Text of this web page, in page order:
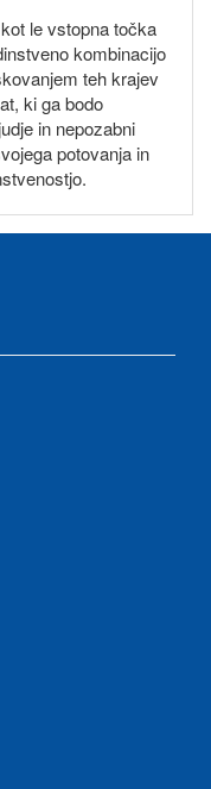
le vstopna točka
kombinacijo
teh krajev
ki ga bodo
in nepozabni
potovanja in